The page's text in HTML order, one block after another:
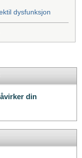
dysfunksjon
din